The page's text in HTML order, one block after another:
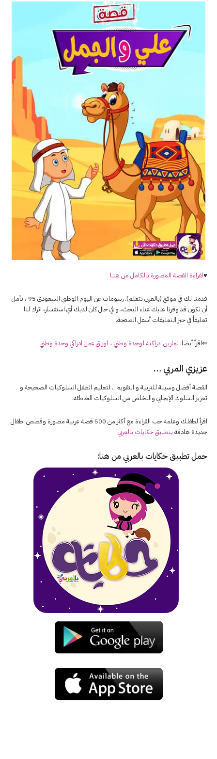
♥لقراءة القصة المصورة بالكامل من هنــا
قدمنا لك في موقع (بالعربي نتعلم). رسومات عن اليوم الوطني السعودي 95 ، نأمل
أن نكون قد وفرنا عليك عناء البحث، و في حال كان لديك أي استفسار، اترك لنا
تعليقاً في حيز التعليقات أسفل الصفحة.
⇐اقرأ أيضا: تمارين ادراكية لوحدة وطني .. اوراق عمل ادراكي وحدة وطني
عزيزي المربي …
القصة أفضل وسيلة للتربية و التقويم .. لتعليم الطفل السلوكيات الصحيحة و
تعزيز السلوك الإيجابي والتخلص من السلوكيات الخاطئة.
اقرأ لطفلك وعلمه حب القراءة مع أكثر من 500 قصة عربية مصورة وقصص اطفال
جديدة هادفة بتطبيق حكايات بالعربي
حمل تطبيقحكايات بالعربي من هنا: